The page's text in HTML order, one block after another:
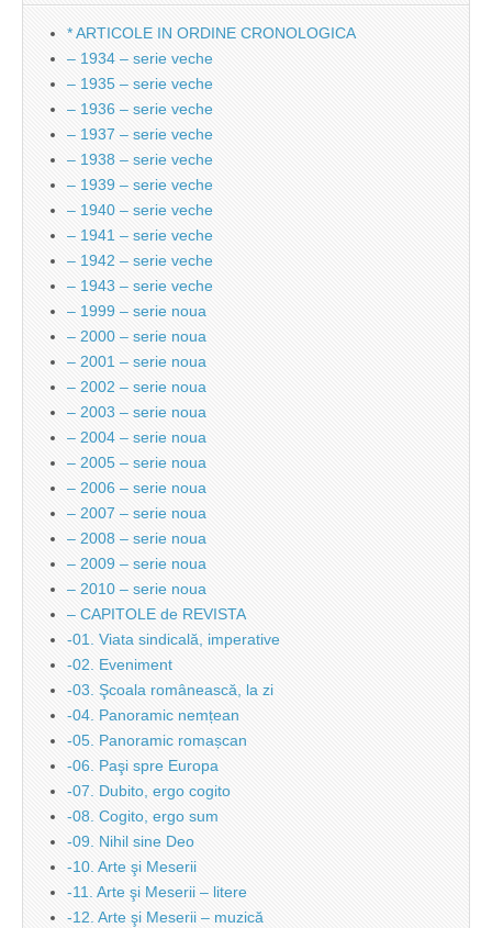
* ARTICOLE IN ORDINE CRONOLOGICA
– 1934 – serie veche
– 1935 – serie veche
– 1936 – serie veche
– 1937 – serie veche
– 1938 – serie veche
– 1939 – serie veche
– 1940 – serie veche
– 1941 – serie veche
– 1942 – serie veche
– 1943 – serie veche
– 1999 – serie noua
– 2000 – serie noua
– 2001 – serie noua
– 2002 – serie noua
– 2003 – serie noua
– 2004 – serie noua
– 2005 – serie noua
– 2006 – serie noua
– 2007 – serie noua
– 2008 – serie noua
– 2009 – serie noua
– 2010 – serie noua
– CAPITOLE de REVISTA
-01. Viata sindicală, imperative
-02. Eveniment
-03. Şcoala românească, la zi
-04. Panoramic nemțean
-05. Panoramic romașcan
-06. Paşi spre Europa
-07. Dubito, ergo cogito
-08. Cogito, ergo sum
-09. Nihil sine Deo
-10. Arte şi Meserii
-11. Arte şi Meserii – litere
-12. Arte şi Meserii – muzică